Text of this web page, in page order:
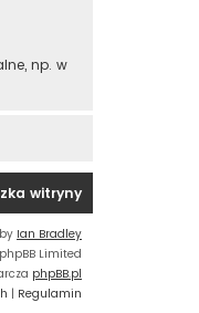
np. w
witryny
Ian Bradley
Limited
phpBB.pl
| Regulamin